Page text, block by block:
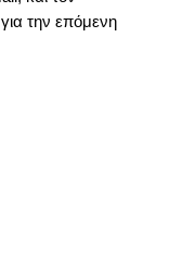
την επόμενη